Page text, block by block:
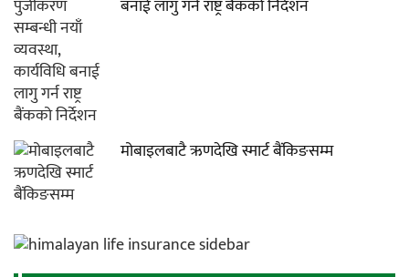
बनाई लागु गर्न राष्ट्र बैंकको निर्देशन
मोबाइलबाटै ऋणदेखि स्मार्ट बैंकिङसम्म